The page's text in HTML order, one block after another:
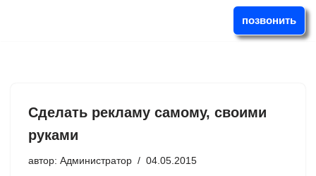
позвонить
Сделать рекламу самому, своими
руками
автор: Администратор 04.05.2015